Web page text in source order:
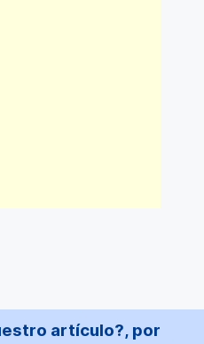
artículo?, por